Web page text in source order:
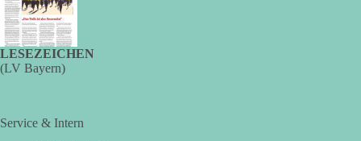
LESEZEICHEN
(LV Bayern)
Service & Intern